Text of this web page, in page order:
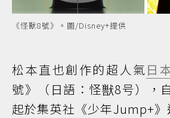
《怪獸8號》。圖/Disney+提供
松本直也創作的超人氣日
號》（日語：怪獣8号），
起於集英社《少年Jump+